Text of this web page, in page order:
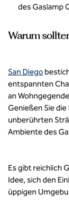
des Gaslamp
Warum
San Diego
entspannten
an
Genießen Sie
unberührten
Ambiente des
Es gibt reichlich
Idee, sich den
üppigen